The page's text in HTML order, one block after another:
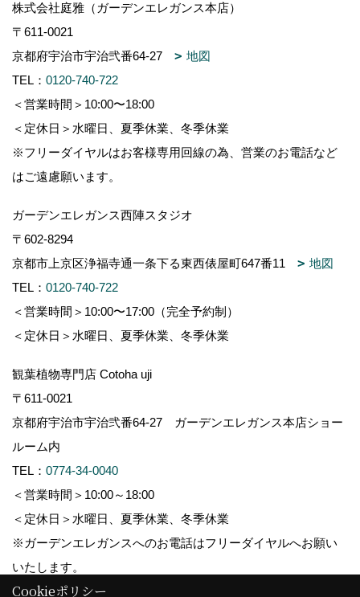
株式会社庭雅（ガーデンエレガンス本店）
〒611-0021
京都府宇治市宇治弐番64-27
地図
TEL： 0120-740-722
＜営業時間＞10:00〜18:00
＜定休日＞水曜日、夏季休業、冬季休業
※フリーダイヤルはお客様専用回線の為、営業のお電話など
はご遠慮願います。
ガーデンエレガンス西陣スタジオ
〒602-8294
京都市上京区浄福寺通一条下る東西俵屋町647番11
地図
TEL： 0120-740-722
＜営業時間＞10:00〜17:00（完全予約制）
＜定休日＞水曜日、夏季休業、冬季休業
観葉植物専門店 Cotoha uji
〒611-0021
京都府宇治市宇治弐番64-27 ガーデンエレガンス本店ショー
ルーム内
TEL： 0774-34-0040
＜営業時間＞10:00～18:00
＜定休日＞水曜日、夏季休業、冬季休業
※ガーデンエレガンスへのお電話はフリーダイヤルへお願い
いたします。
Cookieポリシー